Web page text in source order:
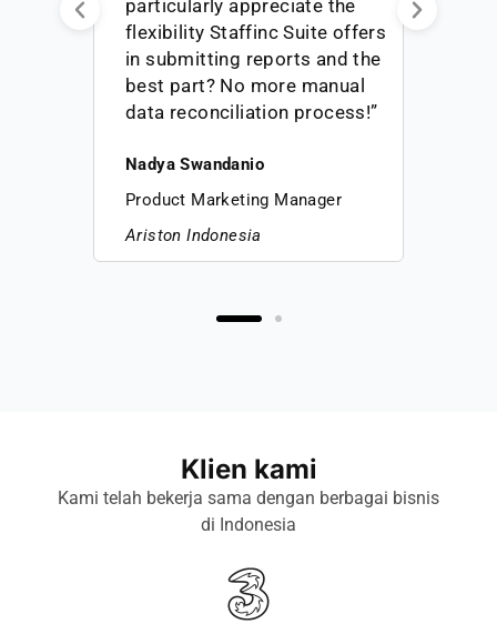
had on the ground. Staffinc’s
team also exhibits a great
attitude; their response and
punctuality have been
excellent and superb!
Wandhana Wibawa Mukti
People & Culture Senior Manager
Bobobox
Klien kami
Kami telah bekerja sama dengan berbagai bisnis
di Indonesia